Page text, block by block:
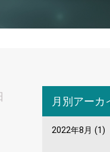
月別アーカ
2022年8月 (1)